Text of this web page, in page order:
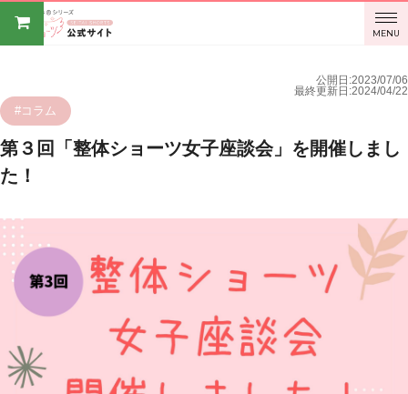
BODY
オンライ
ンストア
MENU
公開日:2023/07/06
最終更新日:2024/04/22
#コラム
第３回「整体ショーツ女子座談会」を開催しまし
た！